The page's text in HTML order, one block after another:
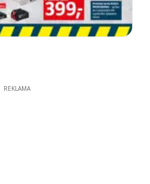
REKLAMA